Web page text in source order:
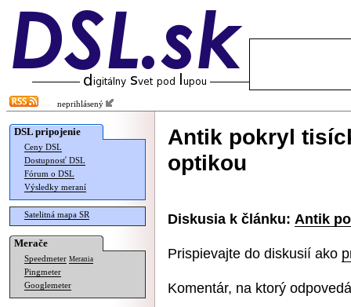
neprihlásený
DSL pripojenie
Ceny DSL
Dostupnosť DSL
Fórum o DSL
Výsledky meraní
Satelitná mapa SR
Merače
Speedmeter Merania
Pingmeter
Googlemeter
Antik pokryl
optikou
Diskusia k článku: Antik
Prispievajte do diskusií ako
Komentár, na ktorý